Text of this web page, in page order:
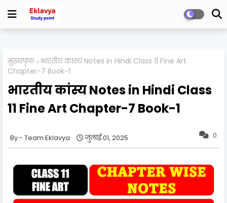
मुख्यपृष्ठ भारतीय कांस्य Notes in Hindi Class 11 Fine Art
Chapter-7 Book-1
भारतीय कांस्य Notes in Hindi Class
11 Fine Art Chapter-7 Book-1
0
Team Eklavya जुलाई 01, 2025